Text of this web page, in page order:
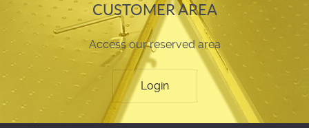
CUSTOMER AREA
Access our reserved area
Login